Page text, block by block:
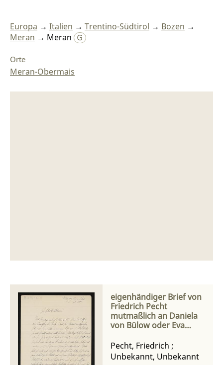
Europa → Italien → Trentino-Südtirol → Bozen →
Meran → Meran
Orte
Meran-Obermais
eigenhändiger Brief von
Friedrich Pecht
mutmaßlich an Daniela
von Bülow oder Eva
Pecht, Friedrich ;
Unbekannt, Unbekannt